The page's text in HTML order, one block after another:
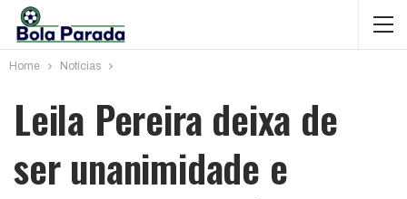
Home Notícias
Leila Pereira deixa de
ser unanimidade e